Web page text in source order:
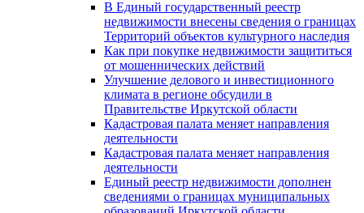
В Единый государственный реестр
недвижимости внесены сведения о границах
Территорий объектов культурного наследия
Как при покупке недвижимости защититься
от мошеннических действий
Улучшение делового и инвестиционного
климата в регионе обсудили в
Правительстве Иркутской области
Кадастровая палата меняет направления
деятельности
Кадастровая палата меняет направления
деятельности
Единый реестр недвижимости дополнен
сведениями о границах муниципальных